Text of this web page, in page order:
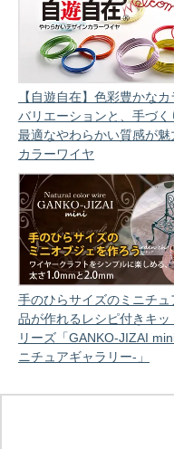
【自遊自在】色彩豊かなカ
バリエーションと、手づく
最適なやわらかい質感が魅
カラーワイヤ
手のひらサイズのミニチュ
品が作れるレシピ付きキッ
リーズ「GANKO-JIZAI
ニチュアギャラリー-」